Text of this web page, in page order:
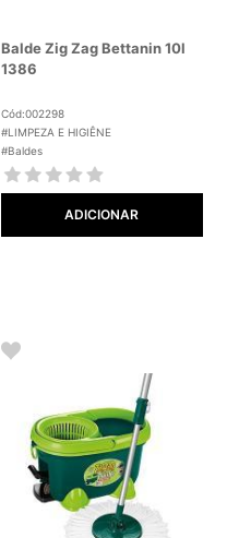
Balde Zig Zag Bettanin 10l
1386
Cód:002298
#LIMPEZA E HIGIÊNE
#Baldes
ADICIONAR